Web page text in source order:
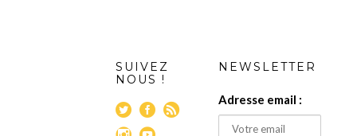
SUIVEZ
NOUS !
NEWSLETTER
Adresse email :